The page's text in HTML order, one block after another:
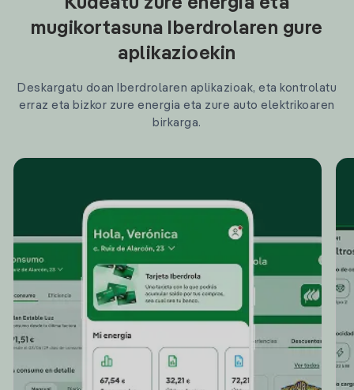
Kudeatu zure energia eta
mugikortasuna Iberdrolaren gure
aplikazioekin
Deskargatu doan Iberdrolaren aplikazioak, eta kontrolatu
erraz eta bizkor zure energia eta zure auto elektrikoaren
birkarga.